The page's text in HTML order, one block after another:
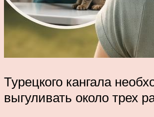
Турецкого кангала
выгуливать около трех